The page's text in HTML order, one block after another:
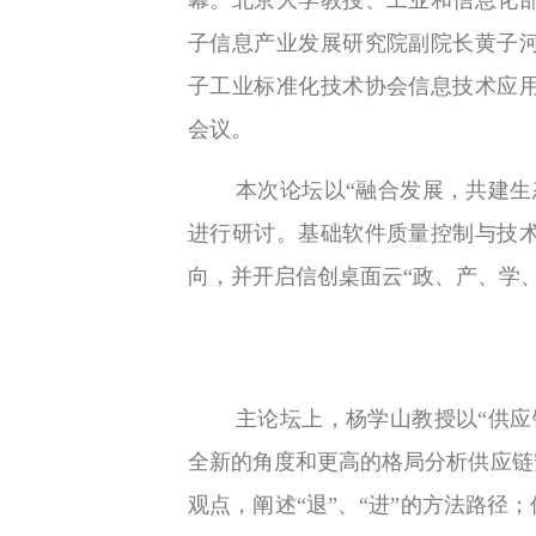
子信息产业发展研究院副院长黄子
子工业标准化技术协会信息技术应
会议。
本次论坛以“融合发展，共建
进行研讨。基础软件质量控制与技
向，并开启信创桌面云“政、产、学
主论坛上，杨学山教授以“供
全新的角度和更高的格局分析供应
观点，阐述“退”、“进”的方法路径